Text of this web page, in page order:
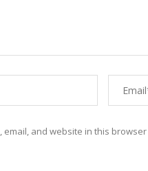
email, and website in this